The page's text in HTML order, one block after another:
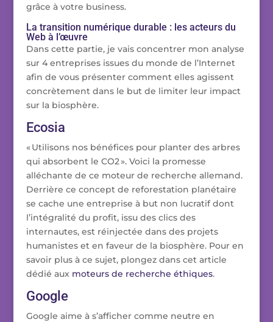
grâce à votre business.
La transition numérique durable : les acteurs du
Web à l’œuvre
Dans cette partie, je vais concentrer mon analyse
sur 4 entreprises issues du monde de l’Internet
afin de vous présenter comment elles agissent
concrètement dans le but de limiter leur impact
sur la biosphère.
Ecosia
« Utilisons nos bénéfices pour planter des arbres
qui absorbent le CO2 ». Voici la promesse
alléchante de ce moteur de recherche allemand.
Derrière ce concept de reforestation planétaire
se cache une entreprise à but non lucratif dont
l’intégralité du profit, issu des clics des
internautes, est réinjectée dans des projets
humanistes et en faveur de la biosphère. Pour en
savoir plus à ce sujet, plongez dans cet article
dédié aux moteurs de recherche éthiques.
Google
Google aime à s’afficher comme neutre en